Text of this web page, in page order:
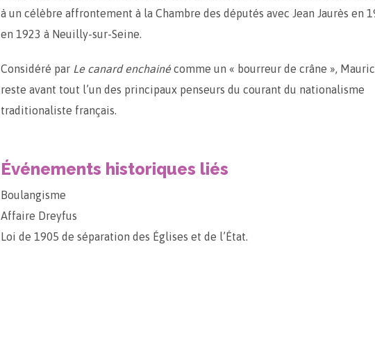
à un célèbre affrontement à la Chambre des députés avec Jean Jaurès en
en 1923 à Neuilly-sur-Seine.
Considéré par Le canard enchainécomme un « bourreur de crâne »,
reste avant tout l’un des principaux penseurs du courant du nationalisme
traditionaliste français.
Événements historiques liés
Boulangisme
Affaire Dreyfus
Loi de 1905 de séparation des Églises et de l’État.